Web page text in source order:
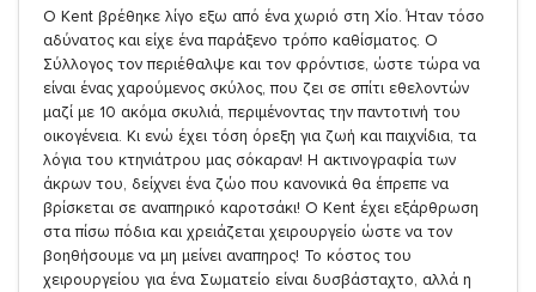
Ο Kent βρέθηκε λίγο εξω από ένα χωριό στη Χίο. Ήταν τόσο
αδύνατος και είχε ένα παράξενο τρόπο καθίσματος. Ο
Σύλλογος τον περιέθαλψε και τον φρόντισε, ώστε τώρα να
είναι ένας χαρούμενος σκύλος, που ζει σε σπίτι εθελοντών
μαζί με 10 ακόμα σκυλιά, περιμένοντας την παντοτινή του
οικογένεια. Κι ενώ έχει τόση όρεξη για ζωή και παιχνίδια, τα
λόγια του κτηνιάτρου μας σόκαραν! Η ακτινογραφία των
άκρων του, δείχνει ένα ζώο που κανονικά θα έπρεπε να
βρίσκεται σε αναπηρικό καροτσάκι! Ο Kent έχει εξάρθρωση
στα πίσω πόδια και χρειάζεται χειρουργείο ώστε να τον
βοηθήσουμε να μη μείνει αναπηρος! Το κόστος του
χειρουργείου για ένα Σωματείο είναι δυσβάσταχτο, αλλά η